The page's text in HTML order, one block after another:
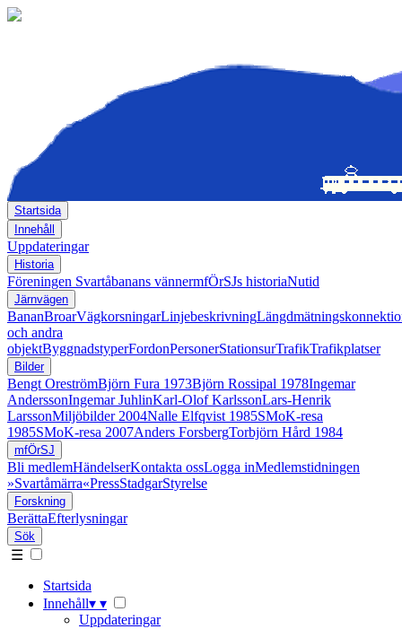
Startsida
Innehåll
Uppdateringar
Historia
Föreningen Svartåbanans vännermfÖrSJs historiaNutid
Järnvägen
BananBroarVägkorsningarLinjebeskrivning
och andra
objektByggnadstyperFordonPersonerStationsurTrafikTrafikplatser
Bilder
Bengt OreströmBjörn Fura 1973Björn Rossipal 1978Ingemar
AnderssonIngemar JuhlinKarl-Olof KarlssonLars-Henrik
LarssonMiljöbilder 2004Nalle Elfqvist 1985SMoK-resa
1985SMoK-resa 2007Anders ForsbergTorbjörn Hård 1984
mfÖrSJ
Bli medlemHändelserKontakta ossLogga inMedlemstidningen
»Svartåmärra«PressStadgarStyrelse
Forskning
BerättaEfterlysningar
Sök
☰
Startsida
Innehåll▾ ▾
Uppdateringar